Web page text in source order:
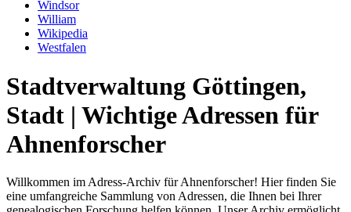
Windsor
William
Wikipedia
Westfalen
Stadtverwaltung Göttingen,
Stadt | Wichtige Adressen für
Ahnenforscher
Willkommen im Adress-Archiv für Ahnenforscher! Hier finden Sie
eine umfangreiche Sammlung von Adressen, die Ihnen bei Ihrer